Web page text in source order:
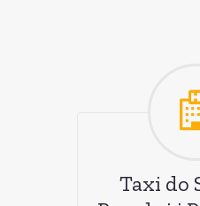
Taxi do